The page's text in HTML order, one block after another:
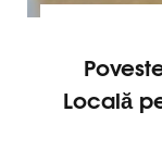
Locală